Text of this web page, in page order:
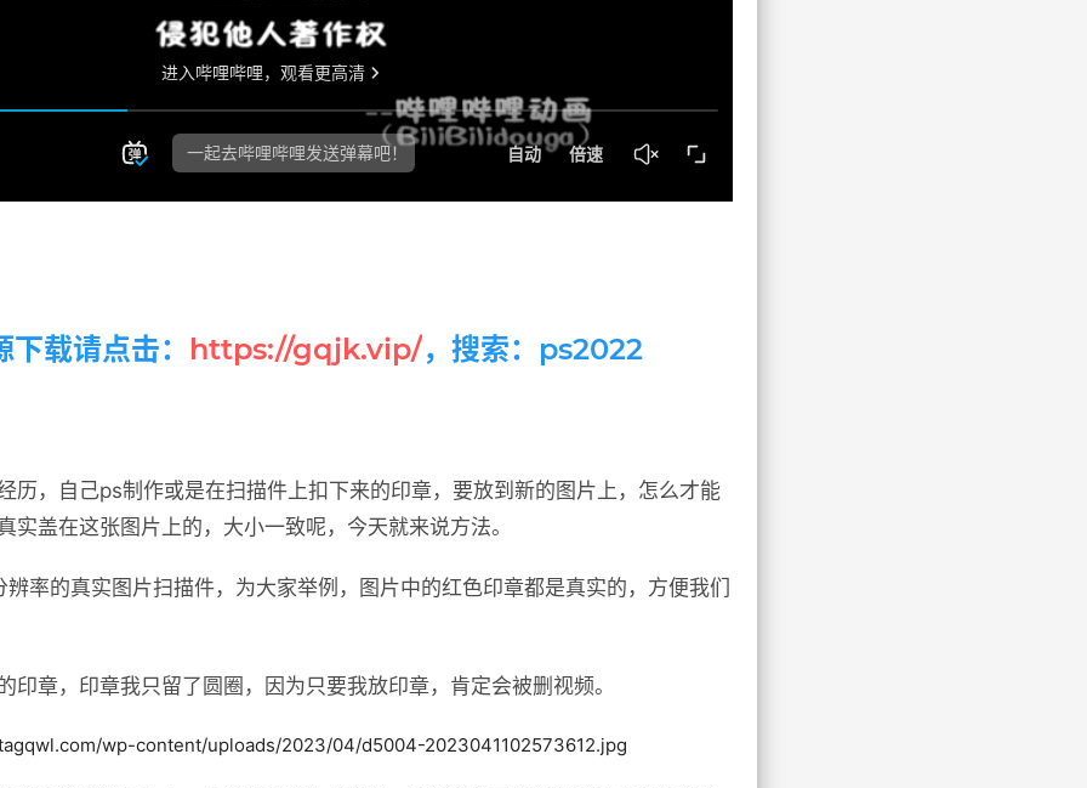
载请点击： https://gqjk.vip/，搜索：ps2022
历，自己ps制作或是在扫描件上扣下来的印章，要放到新的图片上，怎么才能
实盖在这张图片上的，大小一致呢，今天就来说方法。
率的真实图片扫描件，为大家举例，图片中的红色印章都是真实的，方便我们
印章，印章我只留了圆圈，因为只要我放印章，肯定会被删视频。